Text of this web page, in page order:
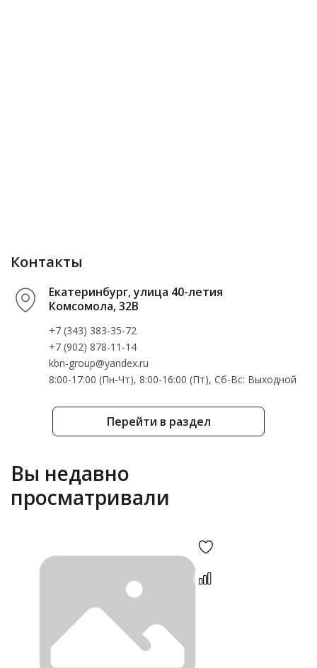
Перейти в раздел
Контакты
Екатеринбург, улица 40-летия
Комсомола, 32В
+7 (343) 383-35-72
+7 (902) 878-11-14
kbn-group@yandex.ru
8:00-17:00 (Пн-Чт), 8:00-16:00 (Пт), Cб-Вс: Выходной
Вы недавно
просматривали